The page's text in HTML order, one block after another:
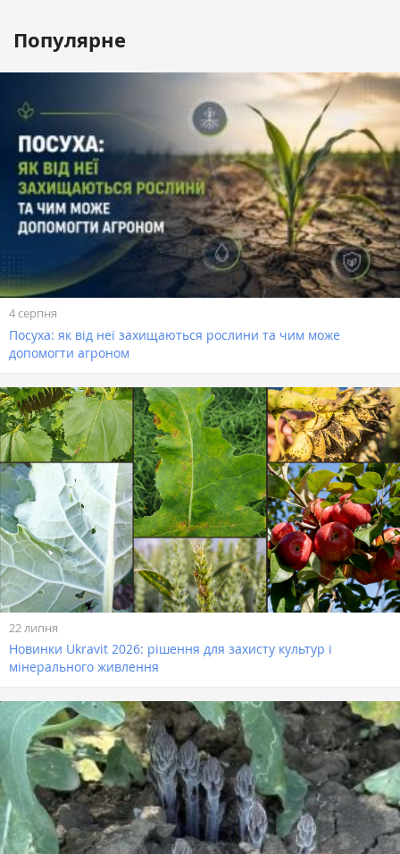
Популярне
4 серпня
Посуха: як від неї захищаються рослини та чим може
допомогти агроном
22 липня
Новинки Ukravit 2026: рішення для захисту культур і
мінерального живлення